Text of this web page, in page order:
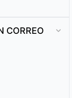
CORREO